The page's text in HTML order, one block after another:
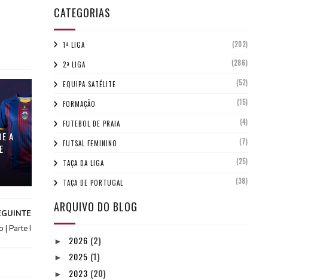
A
| Parte I
CATEGORIAS
1ª LIGA (202)
2ª LIGA (286)
EQUIPA SATÉLITE (52)
FORMAÇÃO (15)
FUTEBOL DE PRAIA (4)
FUTSAL FEMININO (7)
TAÇA DA LIGA (25)
TAÇA DE PORTUGAL (38)
ARQUIVO DO BLOG
► 2026 (2)
► 2025 (1)
► 2023 (20)